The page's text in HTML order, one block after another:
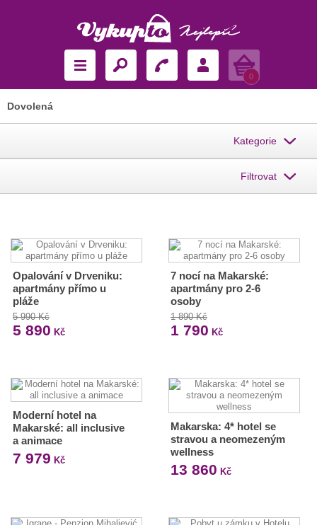
Košík
0
Dovolená
Kategorie
Filtrovat
Opalování v Drveniku:
apartmány přímo u
pláže
5 990 Kč
5 890 Kč
7 nocí na Makarské:
apartmány pro 2-6
osoby
1 890 Kč
1 790 Kč
Moderní hotel na
Makarské: all inclusive
a animace
7 979 Kč
Makarska: 4* hotel se
stravou a neomezeným
wellness
13 860 Kč